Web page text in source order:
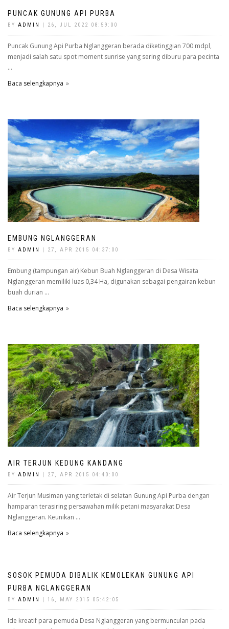
PUNCAK GUNUNG API PURBA
BY ADMIN | 26, JUL 2022 08:59:00
Puncak Gunung Api Purba Nglanggeran berada diketinggian 700 mdpl,
menjadi salah satu spot moment sunrise yang sering diburu para pecinta
...
Baca selengkapnya
EMBUNG NGLANGGERAN
BY ADMIN | 27, APR 2015 04:37:00
Embung (tampungan air) Kebun Buah Nglanggeran di Desa Wisata
Nglanggeran memiliki luas 0,34 Ha, digunakan sebagai pengairan kebun
buah durian ...
Baca selengkapnya
AIR TERJUN KEDUNG KANDANG
BY ADMIN | 27, APR 2015 04:40:00
Air Terjun Musiman yang terletak di selatan Gunung Api Purba dengan
hamparan terasiring persawahan milik petani masyarakat Desa
Nglanggeran. Keunikan ...
Baca selengkapnya
SOSOK PEMUDA DIBALIK KEMOLEKAN GUNUNG API
PURBA NGLANGGERAN
BY ADMIN | 16, MAY 2015 05:42:05
Ide kreatif para pemuda Desa Nglanggeran yang bermunculan pada